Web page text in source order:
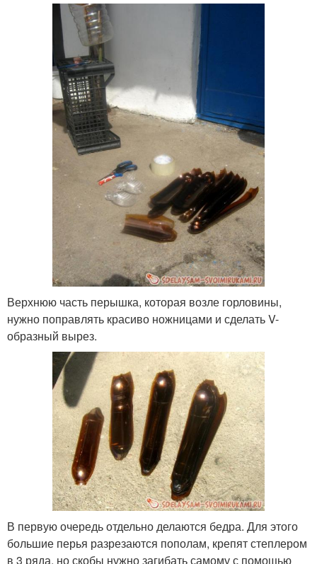
Верхнюю часть перышка, которая возле горловины,
нужно поправлять красиво ножницами и сделать V-
образный вырез.
В первую очередь отдельно делаются бедра. Для этого
большие перья разрезаются пополам, крепят степлером
в 3 ряда, но скобы нужно загибать самому с помощью